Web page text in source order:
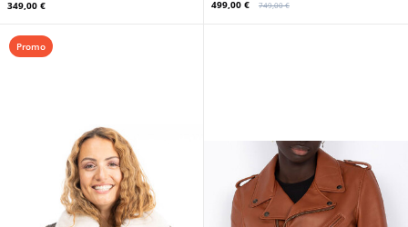
349,00 € 499,00 € 749,00 €
Promo